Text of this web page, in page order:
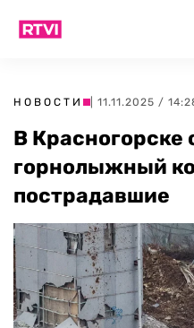
НОВОСТИ | 11.11.2025 /
В Красногорске
горнолыжный
пострадавшие